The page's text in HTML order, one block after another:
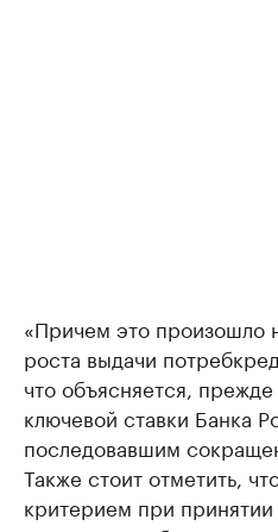
«Причем это произошло
роста выдачи
что объясняется,
ключевой ставки Банка
последовавшим
Также стоит отметить,
критерием при